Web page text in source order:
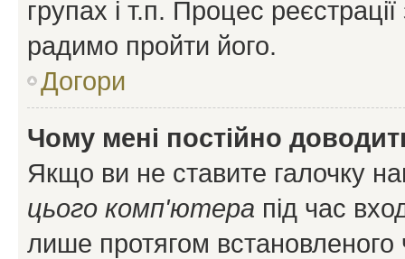
групах і т.п. Процес
радимо пройти його.
Догори
Чому мені постійно
Якщо ви не ставите галочку
цього комп'ютера під час
лише протягом встановленого